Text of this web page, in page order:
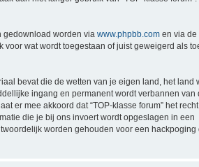
gedownload worden via www.phpbb.com en via de
wat wordt toegestaan of juist geweigerd als
bevat die de wetten van je eigen land, het land
ingang en permanent wordt verbannen van
er mee akkoord dat “TOP-klasse forum” het
die je bij ons invoert wordt opgeslagen in een
worden gehouden voor een hackpoging